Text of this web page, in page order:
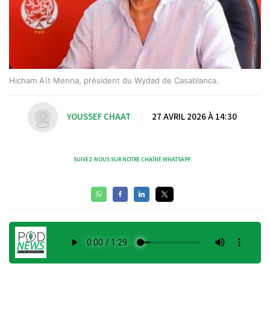
Hicham Aït Menna, président du Wydad de Casablanca.
YOUSSEF CHAAT 27 AVRIL 2026 À 14:30
SUIVEZ-NOUS SUR NOTRE CHAÎNE WHATSAPP